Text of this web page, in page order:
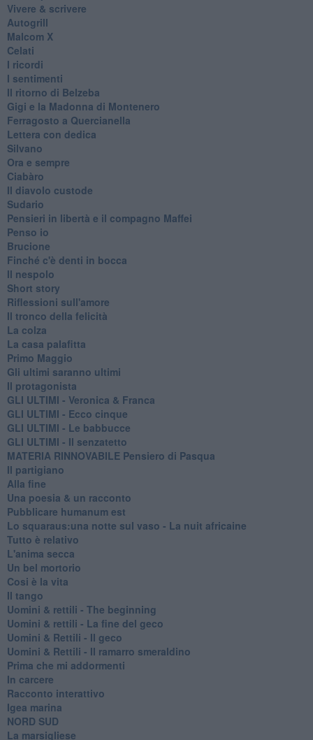
Vivere & scrivere
Autogrill
Malcom X
Celati
I ricordi
I sentimenti
Il ritorno di Belzeba
Gigi e la Madonna di Montenero
Ferragosto a Quercianella
Lettera con dedica
Silvano
Ora e sempre
Ciabàro
Il diavolo custode
Sudario
Pensieri in libertà e il compagno Maffei
Penso io
Brucione
Finché c'è denti in bocca
Il nespolo
Short story
Riflessioni sull'amore
Il tronco della felicità
La colza
La casa palafitta
Primo Maggio
Gli ultimi saranno ultimi
Il protagonista
GLI ULTIMI - Veronica & Franca
GLI ULTIMI - Ecco cinque
GLI ULTIMI - Le babbucce
GLI ULTIMI - Il senzatetto
MATERIA RINNOVABILE Pensiero di Pasqua
Il partigiano
Alla fine
Una poesia & un racconto
Pubblicare humanum est
Lo squaraus:una notte sul vaso - La nuit africaine
Tutto è relativo
L'anima secca
Un bel mortorio
Cosi è la vita
Il tango
​Uomini & rettili - The beginning
​Uomini & rettili - La fine del geco
Uomini & Rettili - Il geco
Uomini & Rettili - Il ramarro smeraldino
Prima che mi addormenti
In carcere
Racconto interattivo
Igea marina
​NORD SUD
La marsigliese